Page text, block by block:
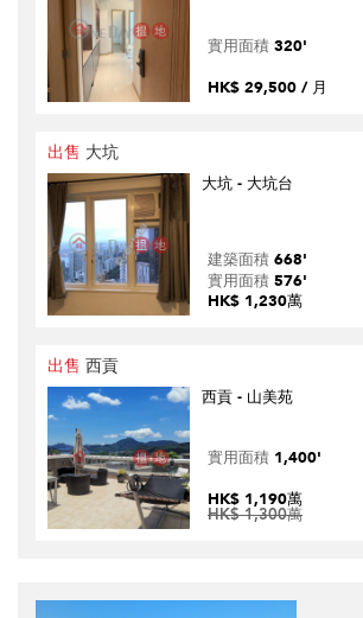
實用面積 320'
HK$ 29,500 / 月
出售 大坑
大坑 - 大坑台
建築面積 668'
實用面積 576'
HK$ 1,230萬
出售 西貢
西貢 - 山美苑
實用面積 1,400'
HK$ 1,190萬
HK$ 1,300萬